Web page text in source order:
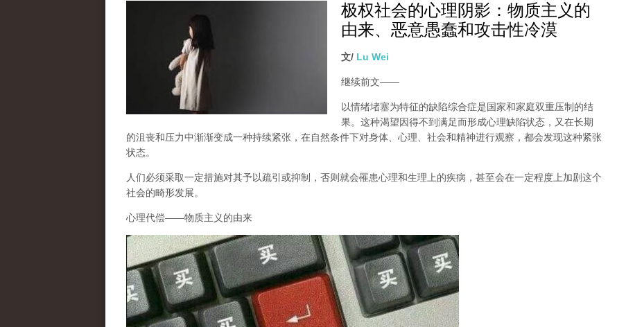
极权社会的心理阴影：物质主义的
由来、恶意愚蠢和攻击性冷漠
文/ Lu Wei
继续前文——
以情绪堵塞为特征的缺陷综合症是国家和家庭双重压制的结
果。这种渴望因得不到满足而形成心理缺陷状态，又在长期
的沮丧和压力中渐渐变成一种持续紧张，在自然条件下对身体、心理、社会和精神进行观察，都会发现这种紧张
状态。
人们必须采取一定措施对其予以疏引或抑制，否则就会罹患心理和生理上的疾病，甚至会在一定程度上加剧这个
社会的畸形发展。
心理代偿——物质主义的由来